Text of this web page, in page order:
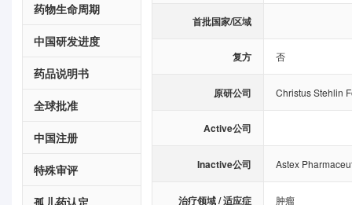
药物生命周期
中国研发进度
药品说明书
全球批准
中国注册
特殊审评
孤儿药认定
首批国家/区域
复方 否
原研公司 Christus Stehlin
Active公司
Inactive公司 Astex
治疗领域 / 适应症 肿瘤